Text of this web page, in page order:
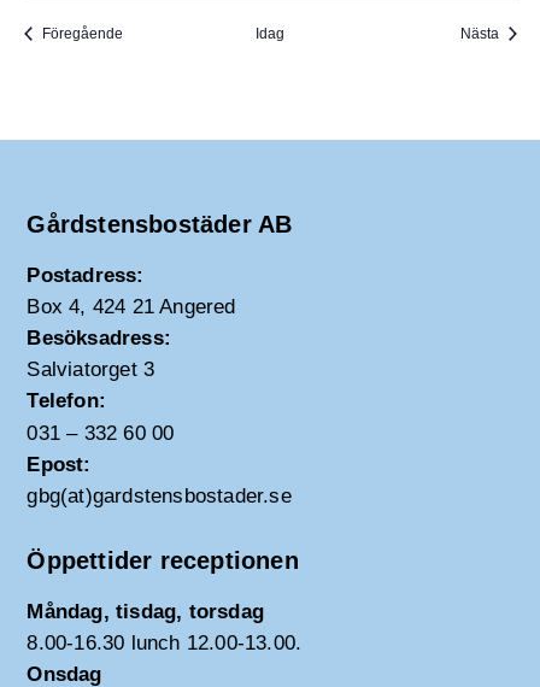
FöregåendeEvenemang Idag Nästa
Gårdstensbostäder AB
Postadress:
Box 4, 424 21 Angered
Besöksadress:
Salviatorget 3
Telefon:
031 – 332 60 00
Epost:
gbg(at)gardstensbostader.se
Öppettider receptionen
Måndag, tisdag, torsdag
8.00-16.30 lunch 12.00-13.00.
Onsdag